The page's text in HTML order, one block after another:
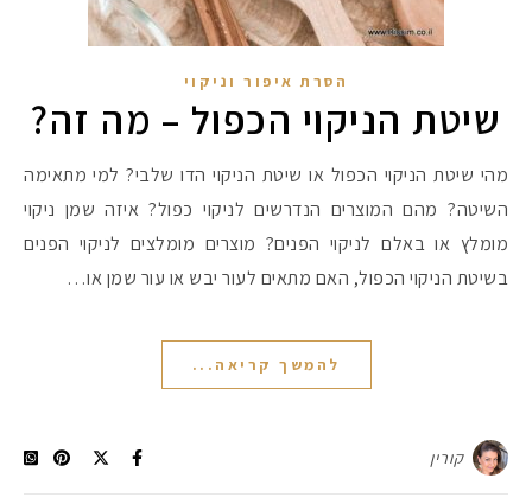
הסרת איפור וניקוי
שיטת הניקוי הכפול – מה זה?
מהי שיטת הניקוי הכפול או שיטת הניקוי הדו שלבי? למי מתאימה
השיטה? מהם המוצרים הנדרשים לניקוי כפול? איזה שמן ניקוי
מומלץ או באלם לניקוי הפנים? מוצרים מומלצים לניקוי הפנים
בשיטת הניקוי הכפול, האם מתאים לעור יבש או עור שמן או…
להמשך קריאה...
קורין